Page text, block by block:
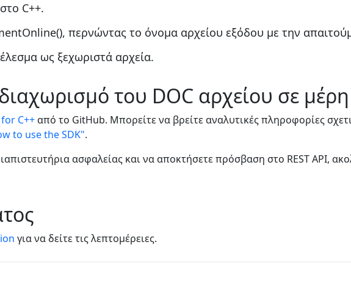
C++.
περνώντας το όνομα αρχείου εξόδου με την
ως ξεχωριστά αρχεία.
του DOC αρχείου σε μέρη
C++από το GitHub. Μπορείτε να βρείτε αναλυτικές πληροφορίες
to use the SDK".
ασφαλείας και να αποκτήσετε πρόσβαση στο REST API,
για να δείτε τις λεπτομέρειες.